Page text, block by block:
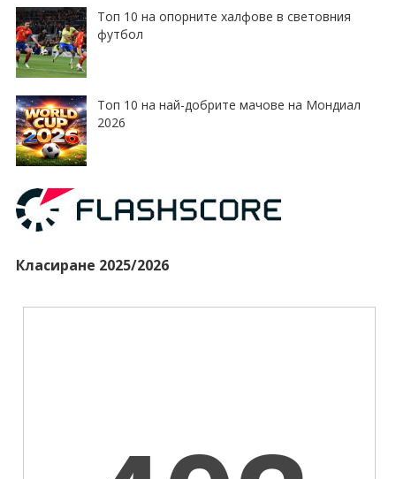
Топ 10 на опорните халфове в световния
футбол
Топ 10 на най-добрите мачове на Мондиал
2026
Класиране 2025/2026